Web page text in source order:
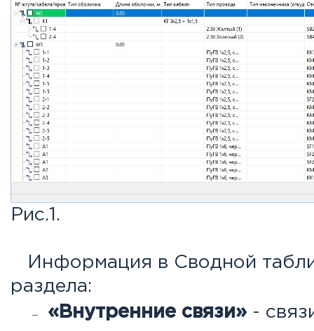
Рис.1.
Информация в Сводной
раздела:
«Внутренние связи» -